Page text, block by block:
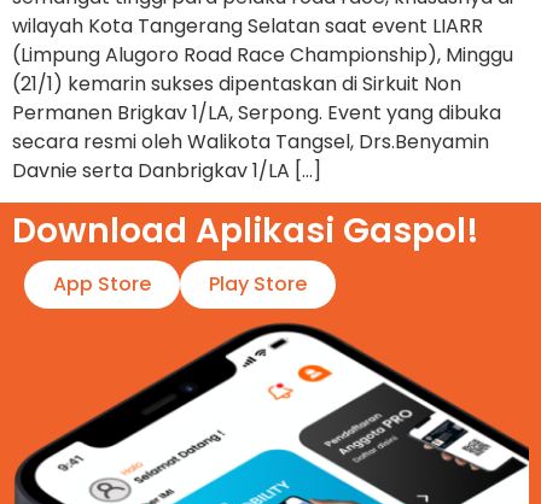
wilayah Kota Tangerang Selatan saat event LIARR
(Limpung Alugoro Road Race Championship), Minggu
(21/1) kemarin sukses dipentaskan di Sirkuit Non
Permanen Brigkav 1/LA, Serpong. Event yang dibuka
secara resmi oleh Walikota Tangsel, Drs.Benyamin
Davnie serta Danbrigkav 1/LA […]
Download Aplikasi Gaspol!​
App Store Play Store